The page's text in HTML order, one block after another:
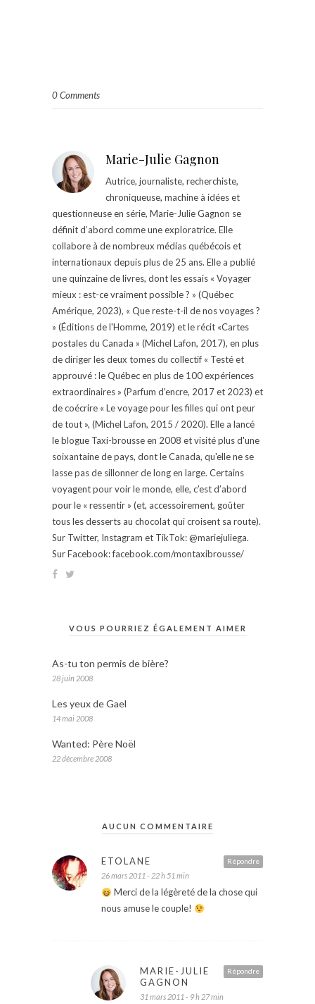
0 Comments
Marie-Julie Gagnon
Autrice, journaliste, recherchiste,
chroniqueuse, machine à idées et
questionneuse en série, Marie-Julie Gagnon se
définit d’abord comme une exploratrice. Elle
collabore à de nombreux médias québécois et
internationaux depuis plus de 25 ans. Elle a publié
une quinzaine de livres, dont les essais « Voyager
mieux : est-ce vraiment possible ? » (Québec
Amérique, 2023), « Que reste-t-il de nos voyages ?
» (Éditions de l'Homme, 2019) et le récit «Cartes
postales du Canada » (Michel Lafon, 2017), en plus
de diriger les deux tomes du collectif « Testé et
approuvé : le Québec en plus de 100 expériences
extraordinaires » (Parfum d'encre, 2017 et 2023) et
de coécrire « Le voyage pour les filles qui ont peur
de tout », (Michel Lafon, 2015 / 2020). Elle a lancé
le blogue Taxi-brousse en 2008 et visité plus d'une
soixantaine de pays, dont le Canada, qu'elle ne se
lasse pas de sillonner de long en large. Certains
voyagent pour voir le monde, elle, c’est d’abord
pour le « ressentir » (et, accessoirement, goûter
tous les desserts au chocolat qui croisent sa route).
Sur Twitter, Instagram et TikTok: @mariejuliega.
Sur Facebook: facebook.com/montaxibrousse/
VOUS POURRIEZ ÉGALEMENT AIMER
As-tu ton permis de bière?
28 juin 2008
Les yeux de Gael
14 mai 2008
Wanted: Père Noël
22 décembre 2008
AUCUN COMMENTAIRE
Répondre
ETOLANE
26 mars 2011 - 22 h 51 min
Merci de la légèreté de la chose qui
nous amuse le couple!
Répondre
MARIE-JULIE
GAGNON
31 mars 2011 - 9 h 27 min